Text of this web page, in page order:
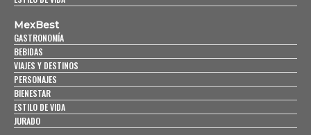
MexBest
GASTRONOMÍA
BEBIDAS
VIAJES Y DESTINOS
PERSONAJES
BIENESTAR
ESTILO DE VIDA
JURADO